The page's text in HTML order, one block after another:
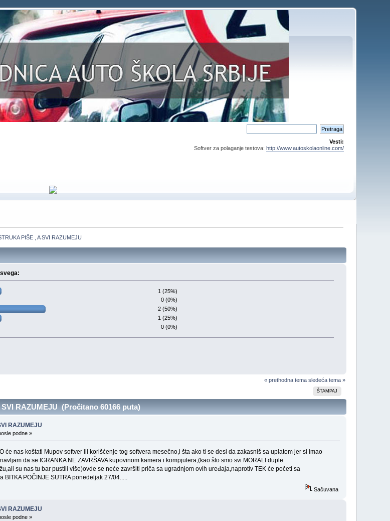
Vesti:
Softver za polaganje testova: http://www.autoskolaonline.com/
PIŠE , A SVI RAZUMEJU
1 (25%)
0 (0%)
2 (50%)
1 (25%)
0 (0%)
« prethodna tema sledeća tema »
ŠTAMPAJ
RAZUMEJU (Pročitano 60166 puta)
RAZUMEJU
podne »
će nas koštati Mupov softver ili korišćenje tog softvera mesečno,i šta ako ti se desi da zakasniš sa uplatom jer si imao
da se IGRANKA NE ZAVRŠAVA kupovinom kamera i kompjutera,(kao što smo svi MORALI duple
su nas tu bar pustili više)ovde se neće završiti priča sa ugradnjom ovih uređaja,naprotiv TEK će početi sa
BITKA POČINJE SUTRA ponedeljak 27/04.....
Sačuvana
RAZUMEJU
podne »